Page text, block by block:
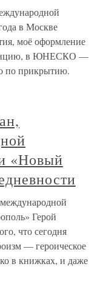
в Москве
моё оформление
в ЮНЕСКО —
по прикрытию.
«Новый
Герой
что сегодня
— героическое
в книжках, и даже